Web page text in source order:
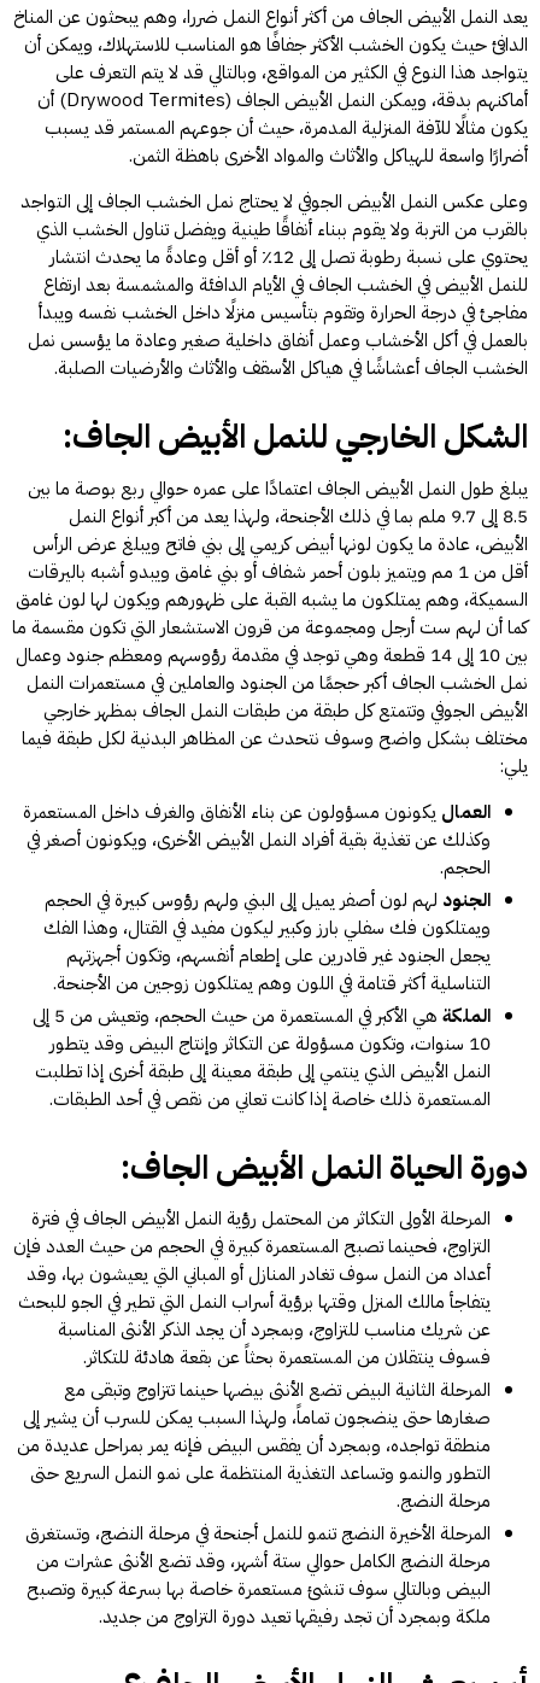
يعد النمل الأبيض الجاف من أكثر أنواع النمل ضررا، وهم يبحثون عن المناخ
الدافئ حيث يكون الخشب الأكثر جفافًا هو المناسب للاستهلاك، ويمكن أن
يتواجد هذا النوع في الكثير من المواقع، وبالتالي قد لا يتم التعرف على
أماكنهم بدقة، ويمكن النمل الأبيض الجاف (Drywood Termites) أن
يكون مثالًا للآفة المنزلية المدمرة، حيث أن جوعهم المستمر قد يسبب
أضرارًا واسعة للهياكل والأثاث والمواد الأخرى باهظة الثمن.
وعلى عكس النمل الأبيض الجوفي لا يحتاج نمل الخشب الجاف إلى التواجد
بالقرب من التربة ولا يقوم ببناء أنفاقًا طينية ويفضل تناول الخشب الذي
يحتوي على نسبة رطوبة تصل إلى 12٪ أو أقل وعادةً ما يحدث انتشار
للنمل الأبيض في الخشب الجاف في الأيام الدافئة والمشمسة بعد ارتفاع
مفاجئ في درجة الحرارة وتقوم بتأسيس منزلًا داخل الخشب نفسه ويبدأ
بالعمل في أكل الأخشاب وعمل أنفاق داخلية صغير وعادة ما يؤسس نمل
الخشب الجاف أعشاشًا في هياكل الأسقف والأثاث والأرضيات الصلبة.
الشكل الخارجي للنمل الأبيض الجاف:
يبلغ طول النمل الأبيض الجاف اعتمادًا على عمره حوالي ربع بوصة ما بين
8.5 إلى 9.7 ملم بما في ذلك الأجنحة، ولهذا يعد من أكبر أنواع النمل
الأبيض، عادة ما يكون لونها أبيض كريمي إلى بني فاتح ويبلغ عرض الرأس
أقل من 1 مم ويتميز بلون أحمر شفاف أو بني غامق ويبدو أشبه باليرقات
السميكة، وهم يمتلكون ما يشبه القبة على ظهورهم ويكون لها لون غامق
كما أن لهم ست أرجل ومجموعة من قرون الاستشعار التي تكون مقسمة ما
بين 10 إلى 14 قطعة وهي توجد في مقدمة رؤوسهم ومعظم جنود وعمال
نمل الخشب الجاف أكبر حجمًا من الجنود والعاملين في مستعمرات النمل
الأبيض الجوفي وتتمتع كل طبقة من طبقات النمل الجاف بمظهر خارجي
مختلف بشكل واضح وسوف نتحدث عن المظاهر البدنية لكل طبقة فيما
يلي:
العمال يكونون مسؤولون عن بناء الأنفاق والغرف داخل المستعمرة
وكذلك عن تغذية بقية أفراد النمل الأبيض الأخرى، ويكونون أصغر في
الحجم.
الجنود لهم لون أصفر يميل إلى البني ولهم رؤوس كبيرة في الحجم
ويمتلكون فك سفلي بارز وكبير ليكون مفيد في القتال، وهذا الفك
يجعل الجنود غير قادرين على إطعام أنفسهم، وتكون أجهزتهم
التناسلية أكثر قتامة في اللون وهم يمتلكون زوجين من الأجنحة.
الملكة
هي الأكبر في المستعمرة من حيث الحجم، وتعيش من 5 إلى
10 سنوات، وتكون مسؤولة عن التكاثر وإنتاج البيض وقد يتطور
النمل الأبيض الذي ينتمي إلى طبقة معينة إلى طبقة أخرى إذا تطلبت
المستعمرة ذلك خاصة إذا كانت تعاني من نقص في أحد الطبقات.
دورة الحياة النمل الأبيض الجاف:
المرحلة الأولى التكاثر من المحتمل رؤية النمل الأبيض الجاف في فترة
التزاوج، فحينما تصبح المستعمرة كبيرة في الحجم من حيث العدد فإن
أعداد من النمل سوف تغادر المنازل أو المباني التي يعيشون بها، وقد
يتفاجأ مالك المنزل وقتها برؤية أسراب النمل التي تطير في الجو للبحث
عن شريك مناسب للتزاوج، وبمجرد أن يجد الذكر الأنثى المناسبة
فسوف ينتقلان من المستعمرة بحثاً عن بقعة هادئة للتكاثر.
المرحلة الثانية البيض تضع الأنثى بيضها حينما تتزاوج وتبقى مع
صغارها حتى ينضجون تماماً، ولهذا السبب يمكن للسرب أن يشير إلى
منطقة تواجده، وبمجرد أن يفقس البيض فإنه يمر بمراحل عديدة من
التطور والنمو وتساعد التغذية المنتظمة على نمو النمل السريع حتى
مرحلة النضج.
المرحلة الأخيرة النضج تنمو للنمل أجنحة في مرحلة النضج، وتستغرق
مرحلة النضج الكامل حوالي ستة أشهر، وقد تضع الأنثى عشرات من
البيض وبالتالي سوف تنشئ مستعمرة خاصة بها بسرعة كبيرة وتصبح
ملكة وبمجرد أن تجد رفيقها تعيد دورة التزاوج من جديد.